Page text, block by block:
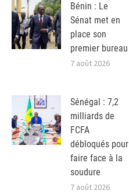
Bénin : Le
Sénat met en
place son
premier bureau
7 août 2026
Sénégal : 7,2
milliards de
FCFA
débloqués pour
faire face à la
soudure
7 août 2026